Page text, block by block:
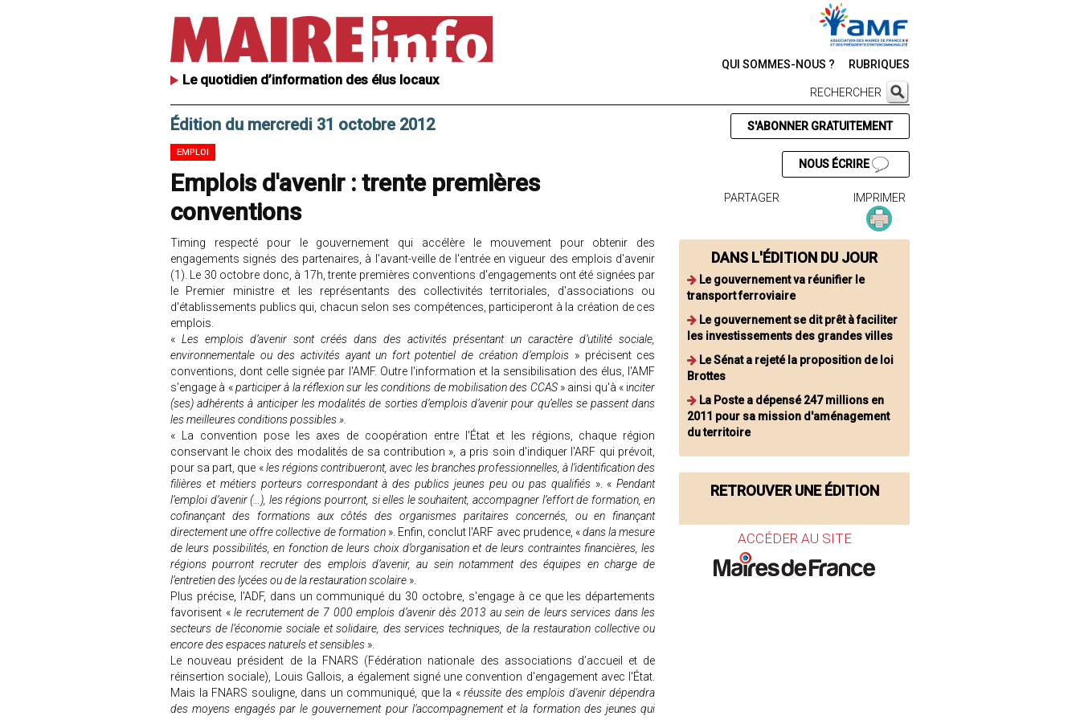
Le quotidien d’information des élus locaux
QUI SOMMES-NOUS ? RUBRIQUES
RECHERCHER
Édition du mercredi 31 octobre 2012
EMPLOI
Emplois d'avenir : trente premières
conventions
Timing respecté pour le gouvernement qui accélère le mouvement pour obtenir des
engagements signés des partenaires, à l'avant-veille de l'entrée en vigueur des emplois d'avenir
(1). Le 30 octobre donc, à 17h, trente premières conventions d'engagements ont été signées par
le Premier ministre et les représentants des collectivités territoriales, d'associations ou
d'établissements publics qui, chacun selon ses compétences, participeront à la création de ces
emplois.
« Les emplois d’avenir sont créés dans des activités présentant un caractère d’utilité sociale,
environnementale ou des activités ayant un fort potentiel de création d’emplois » précisent ces
conventions, dont celle signée par l'AMF. Outre l'information et la sensibilisation des élus, l'AMF
s'engage à «participer à la réflexion sur les conditions de mobilisation des CCAS» ainsi qu'à « inciter
(ses) adhérents à anticiper les modalités de sorties d’emplois d’avenir pour qu’elles se passent dans
les meilleures conditions possibles ».
« La convention pose les axes de coopération entre l'État et les régions, chaque région
conservant le choix des modalités de sa contribution », a pris soin d'indiquer l'ARF qui prévoit,
pour sa part, que «les régions contribueront, avec les branches professionnelles, à l’identification des
filières et métiers porteurs correspondant à des publics jeunes peu ou pas qualifiés». «Pendant
l’emploi d’avenir (…), les régions pourront, si elles le souhaitent, accompagner l’effort de formation, en
cofinançant des formations aux côtés des organismes paritaires concernés, ou en finançant
directement une offre collective de formation ». Enfin, conclut l'ARF avec prudence, «dans la mesure
de leurs possibilités, en fonction de leurs choix d’organisation et de leurs contraintes financières, les
régions pourront recruter des emplois d’avenir, au sein notamment des équipes en charge de
l’entretien des lycées ou de la restauration scolaire ».
Plus précise, l'ADF, dans un communiqué du 30 octobre, s'engage à ce que les départements
favorisent «le recrutement de 7 000 emplois d’avenir dès 2013 au sein de leurs services dans les
secteurs de l’économie sociale et solidaire, des services techniques, de la restauration collective ou
encore des espaces naturels et sensibles ».
Le nouveau président de la FNARS (Fédération nationale des associations d’accueil et de
réinsertion sociale), Louis Gallois, a également signé une convention d'engagement avec l'État.
Mais la FNARS souligne, dans un communiqué, que la «réussite des emplois d'avenir dépendra
des moyens engagés par le gouvernement pour l’accompagnement et la formation des jeunes qui
S'ABONNER GRATUITEMENT
NOUS ÉCRIRE
PARTAGER IMPRIMER
DANS L'ÉDITION DU JOUR
Le gouvernement va réunifier le
transport ferroviaire
Le gouvernement se dit prêt à faciliter
les investissements des grandes villes
Le Sénat a rejeté la proposition de loi
Brottes
La Poste a dépensé 247 millions en
2011 pour sa mission d'aménagement
du territoire
RETROUVER UNE ÉDITION
ACCÉDER AU SITE